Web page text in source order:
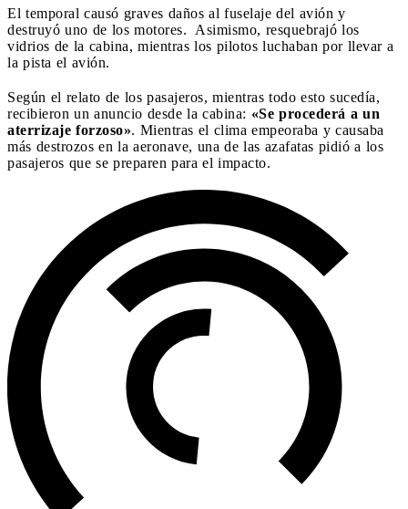
El temporal causó graves daños al fuselaje del avión y
destruyó uno de los motores. Asimismo, resquebrajó los
vidrios de la cabina, mientras los pilotos luchaban por llevar a
la pista el avión.
Según el relato de los pasajeros, mientras todo esto sucedía,
recibieron un anuncio desde la cabina: «Se procederá a un
aterrizaje forzoso». Mientras el clima empeoraba y causaba
más destrozos en la aeronave, una de las azafatas pidió a los
pasajeros que se preparen para el impacto.